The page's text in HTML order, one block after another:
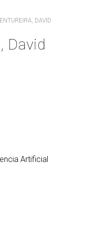
DAVID
David
Artificial